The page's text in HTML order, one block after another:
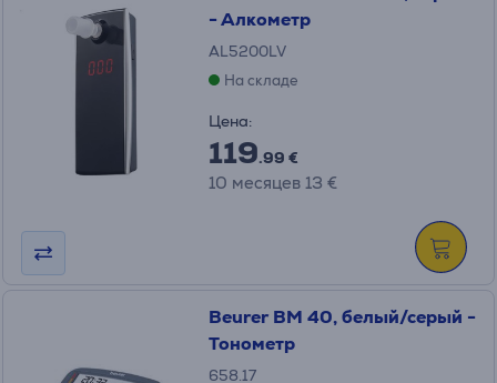
- Алкометр
AL5200LV
На складе
Цена:
119.99 €
10 месяцев 13 €
Beurer BM 40, белый/серый -
Тонометр
658.17